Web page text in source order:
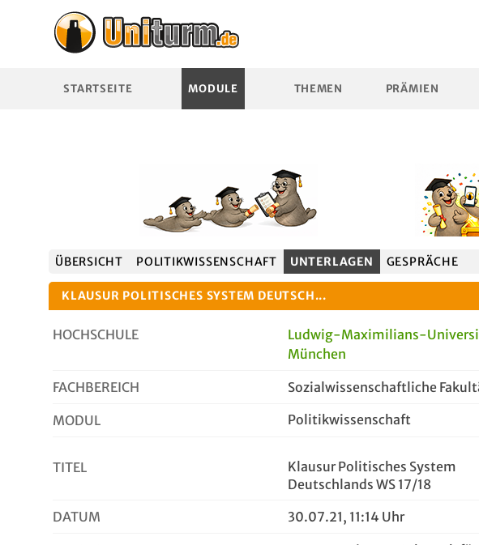
STARTSEITE MODULE THEMEN PRÄMIEN
ÜBERSICHT POLITIKWISSENSCHAFT UNTERLAGEN GESPRÄCHE
KLAUSUR POLITISCHES SYSTEM DEUTSCH...
HOCHSCHULE
Ludwig-Maximilians-
München
FACHBEREICH Sozialwissenschaftliche
MODUL Politikwissenschaft
TITEL
Klausur Politisches System
Deutschlands WS 17/18
DATUM
30.07.21, 11:14 Uhr